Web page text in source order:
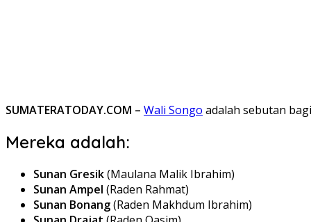
SUMATERATODAY.COM – Wali Songo adalah sebutan
Mereka adalah:
Sunan Gresik(Maulana Malik Ibrahim)
Sunan Ampel (Raden Rahmat)
Sunan Bonang(Raden Makhdum Ibrahim)